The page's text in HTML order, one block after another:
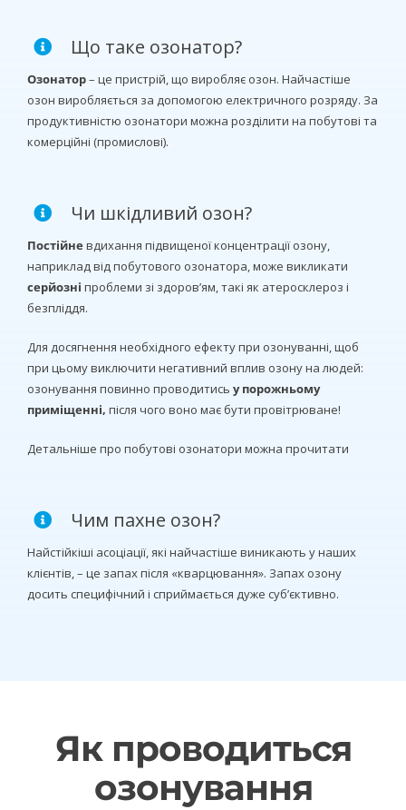
Що таке озонатор?
Озонатор– це пристрій, що виробляє озон. Найчастіше
озон виробляється за допомогою електричного розряду. За
продуктивністю озонатори можна розділити на побутові та
комерційні (промислові).
Чи шкідливий озон?
Постійневдихання підвищеної концентрації озону,
наприклад від побутового озонатора, може викликати
серйозні проблеми зі здоров’ям, такі як атеросклероз і
безпліддя.
Для досягнення необхідного ефекту при озонуванні, щоб
при цьому виключити негативний вплив озону на людей:
озонування повинно проводитись у порожньому
приміщенні, після чого воно має бути провітрюване!
Детальніше про побутові озонатори можна прочитати
Чим пахне озон?
Найстійкіші асоціації, які найчастіше виникають у наших
клієнтів, – це запах після «кварцювання». Запах озону
досить специфічний і сприймається дуже суб’єктивно.
Як проводиться
озонування